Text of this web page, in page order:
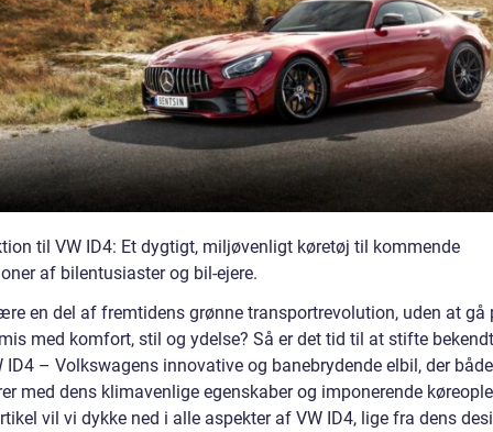
til VW ID4: Et dygtigt, miljøvenligt køretøj til kommende
af bilentusiaster og bil-ejere.
en del af fremtidens grønne transportrevolution, uden at gå
med komfort, stil og ydelse? Så er det tid til at stifte
ID4 – Volkswagens innovative og banebrydende elbil, der både
med dens klimavenlige egenskaber og imponerende
vil vi dykke ned i alle aspekter af VW ID4, lige fra dens